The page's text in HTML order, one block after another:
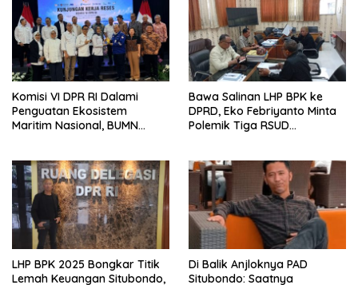
Komisi VI DPR RI Dalami
Penguatan Ekosistem
Maritim Nasional, BUMN
Bawa Salinan LHP BPK ke
DPRD, Eko Febriyanto Minta
Polemik Tiga RSUD
LHP BPK 2025 Bongkar Titik
Lemah Keuangan Situbondo,
Di Balik Anjloknya PAD
Situbondo: Saatnya